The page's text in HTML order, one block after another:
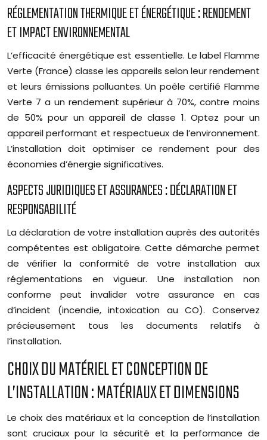
RÉGLEMENTATION THERMIQUE ET ÉNERGÉTIQUE : RENDEMENT
ET IMPACT ENVIRONNEMENTAL
L’efficacité énergétique est essentielle. Le label Flamme
Verte (France) classe les appareils selon leur rendement
et leurs émissions polluantes. Un poêle certifié Flamme
Verte 7 a un rendement supérieur à 70%, contre moins
de 50% pour un appareil de classe 1. Optez pour un
appareil performant et respectueux de l’environnement.
L’installation doit optimiser ce rendement pour des
économies d’énergie significatives.
ASPECTS JURIDIQUES ET ASSURANCES : DÉCLARATION ET
RESPONSABILITÉ
La déclaration de votre installation auprès des autorités
compétentes est obligatoire. Cette démarche permet
de vérifier la conformité de votre installation aux
réglementations en vigueur. Une installation non
conforme peut invalider votre assurance en cas
d’incident (incendie, intoxication au CO). Conservez
précieusement tous les documents relatifs à
l’installation.
CHOIX DU MATÉRIEL ET CONCEPTION DE
L’INSTALLATION : MATÉRIAUX ET DIMENSIONS
Le choix des matériaux et la conception de l’installation
sont cruciaux pour la sécurité et la performance de